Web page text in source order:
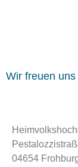
Wir freuen uns
04654